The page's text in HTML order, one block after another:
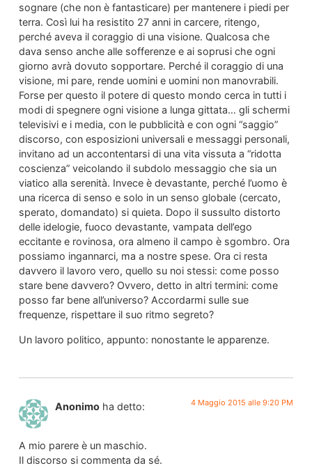
sognare (che non è fantasticare) per mantenere i piedi per
terra. Così lui ha resistito 27 anni in carcere, ritengo,
perché aveva il coraggio di una visione. Qualcosa che
dava senso anche alle sofferenze e ai soprusi che ogni
giorno avrà dovuto sopportare. Perché il coraggio di una
visione, mi pare, rende uomini e uomini non manovrabili.
Forse per questo il potere di questo mondo cerca in tutti i
modi di spegnere ogni visione a lunga gittata… gli schermi
televisivi e i media, con le pubblicità e con ogni “saggio”
discorso, con esposizioni universali e messaggi personali,
invitano ad un accontentarsi di una vita vissuta a “ridotta
coscienza” veicolando il subdolo messaggio che sia un
viatico alla serenità. Invece è devastante, perché l’uomo è
una ricerca di senso e solo in un senso globale (cercato,
sperato, domandato) si quieta. Dopo il sussulto distorto
delle idelogie, fuoco devastante, vampata dell’ego
eccitante e rovinosa, ora almeno il campo è sgombro. Ora
possiamo ingannarci, ma a nostre spese. Ora ci resta
davvero il lavoro vero, quello su noi stessi: come posso
stare bene davvero? Ovvero, detto in altri termini: come
posso far bene all’universo? Accordarmi sulle sue
frequenze, rispettare il suo ritmo segreto?
Un lavoro politico, appunto: nonostante le apparenze.
Anonimo ha detto: 4 Maggio 2015 alle 9:20 PM
A mio parere è un maschio.
Il discorso si commenta da sé.